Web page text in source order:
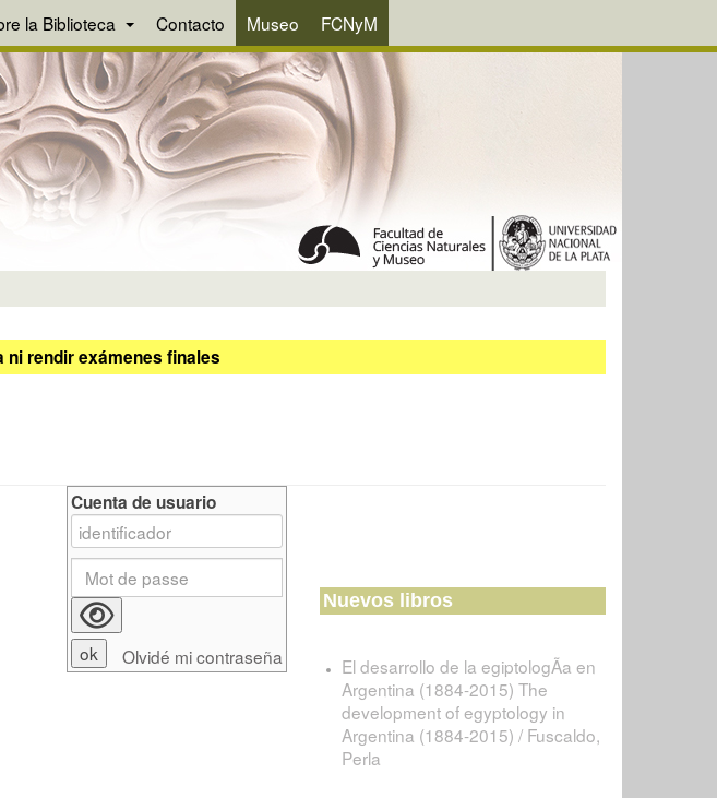
la Biblioteca Contacto Museo FCNyM
rendir exámenes finales
Cuenta de usuario
Olvidé mi contraseña
Nuevos libros
El desarrollo de la egiptologÃ­a en
Argentina (1884-2015) The
development of egyptology in
Argentina (1884-2015) / Fuscaldo,
Perla